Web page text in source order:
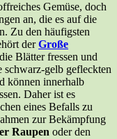
Gemüse, doch
an, die es auf die
Zu den häufigsten
derGroße
Blätter fressen und
schwarz-gelb gefleckten
können innerhalb
Daher ist es
eines Befalls zu
zur Bekämpfung
Raupen oder den